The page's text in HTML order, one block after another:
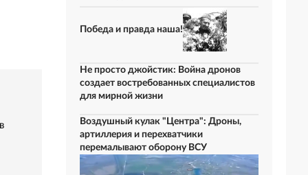
Победа и правда наша!
Не просто джойстик: Война дронов
создает востребованных специалистов
для мирной жизни
Воздушный кулак "Центра": Дроны,
артиллерия и перехватчики
перемалывают оборону ВСУ